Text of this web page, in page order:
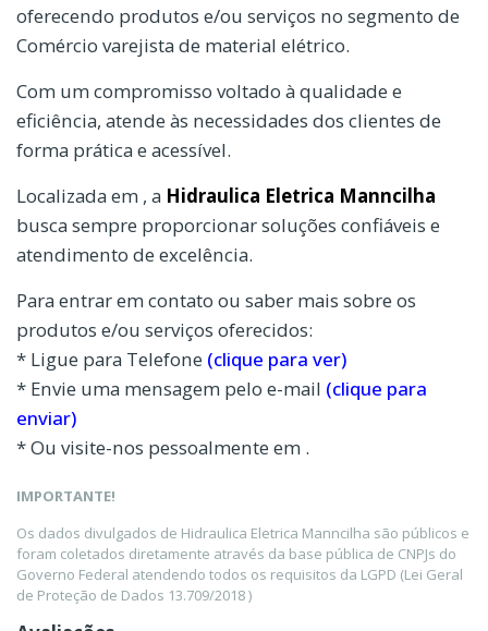
oferecendo produtos e/ou serviços no segmento de
Comércio varejista de material elétrico.
Com um compromisso voltado à qualidade e
eficiência, atende às necessidades dos clientes de
forma prática e acessível.
Localizada em , a Hidraulica Eletrica Manncilha
busca sempre proporcionar soluções confiáveis e
atendimento de excelência.
Para entrar em contato ou saber mais sobre os
produtos e/ou serviços oferecidos:
* Ligue para Telefone (clique para ver)
* Envie uma mensagem pelo e-mail (clique para
enviar)
* Ou visite-nos pessoalmente em .
IMPORTANTE!
Os dados divulgados de Hidraulica Eletrica Manncilha são públicos e
foram coletados diretamente através da base pública de CNPJs do
Governo Federal atendendo todos os requisitos da LGPD (Lei Geral
de Proteção de Dados 13.709/2018 )